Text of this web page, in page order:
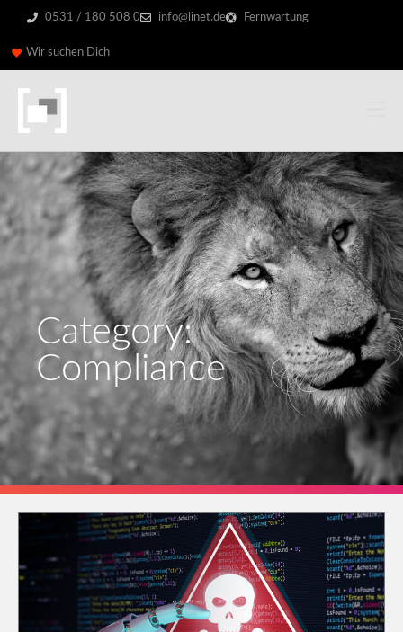
0531 / 180 508 0 info@linet.de Fernwartung
Wir suchen Dich
Category:
Compliance